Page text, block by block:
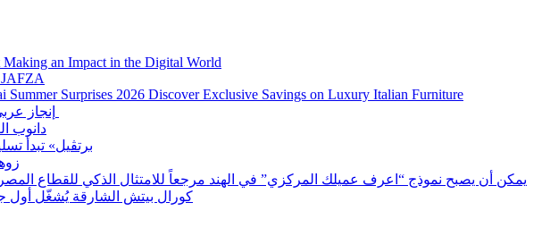
an Impact in the Digital World
Surprises 2026 Discover Exclusive Savings on Luxury Italian Furniture
دانوب
«برتڤيل» تبدأ تسليم مشروع «ڤيل
يمكن أن يصبح نموذج “اعرف عميلك المركزي” في الهند مرجعاً للامتثال الذكي للقطاع المصرفي في دولة
كورال بيتش الشارقة يُشغّل أول